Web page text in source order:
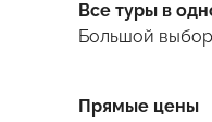
Все туры в
Большой
Прямые цены